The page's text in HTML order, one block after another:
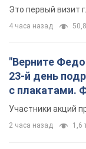
Это первый визит
4 часа назад
"Верните
23-й день
с плакатами.
Участники акций
2 часа назад 1,6